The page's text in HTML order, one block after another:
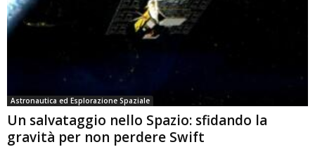
Astronautica ed Esplorazione Spaziale
Un salvataggio nello Spazio: sfidando la
gravità per non perdere Swift